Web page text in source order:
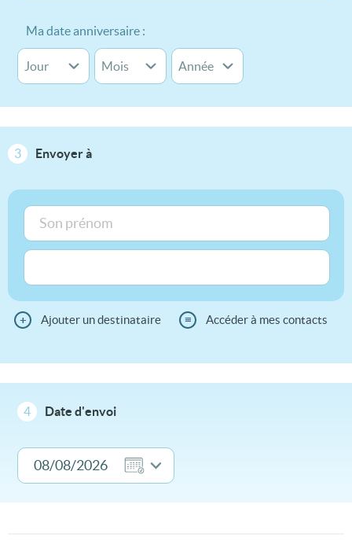
Ma date anniversaire :
3 Envoyer à
+ Ajouter un destinataire ≡ Accéder à mes contacts
4 Date d'envoi